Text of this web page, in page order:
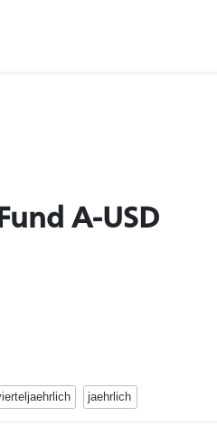
A-USD
jaehrlich